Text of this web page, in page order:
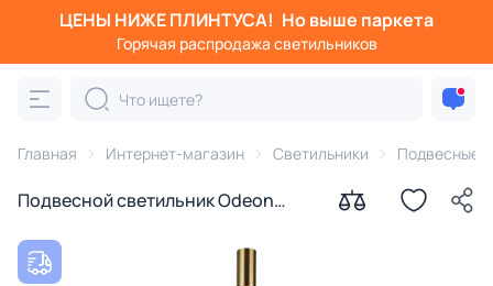
ЦЕНЫ НИЖЕ ПЛИНТУСА! Но выше паркета
Горячая распродажа светильников
Главная Интернет-магазин Светильники Подвесные
Подвесной светильник Odeon
3000K 4369/5L